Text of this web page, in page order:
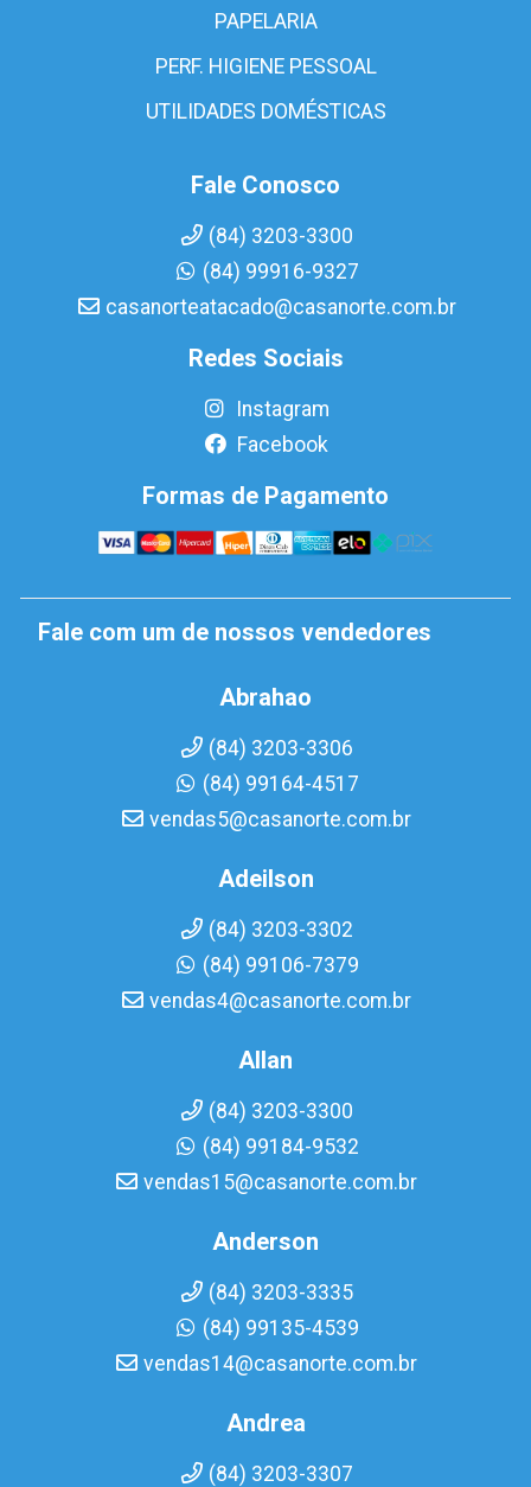
PAPELARIA
PERF. HIGIENE PESSOAL
UTILIDADES DOMÉSTICAS
Fale Conosco
(84) 3203-3300
(84) 99916-9327
casanorteatacado@casanorte.com.br
Redes Sociais
Instagram
Facebook
Formas de Pagamento
Fale com um de nossos vendedores
Abrahao
(84) 3203-3306
(84) 99164-4517
vendas5@casanorte.com.br
Adeilson
(84) 3203-3302
(84) 99106-7379
vendas4@casanorte.com.br
Allan
(84) 3203-3300
(84) 99184-9532
vendas15@casanorte.com.br
Anderson
(84) 3203-3335
(84) 99135-4539
vendas14@casanorte.com.br
Andrea
(84) 3203-3307